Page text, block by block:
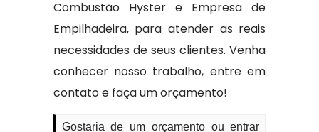
Combustão Hyster e Empresa de
Empilhadeira, para atender as reais
necessidades de seus clientes. Venha
conhecer nosso trabalho, entre em
contato e faça um orçamento!
Gostaria de um orçamento ou entrar